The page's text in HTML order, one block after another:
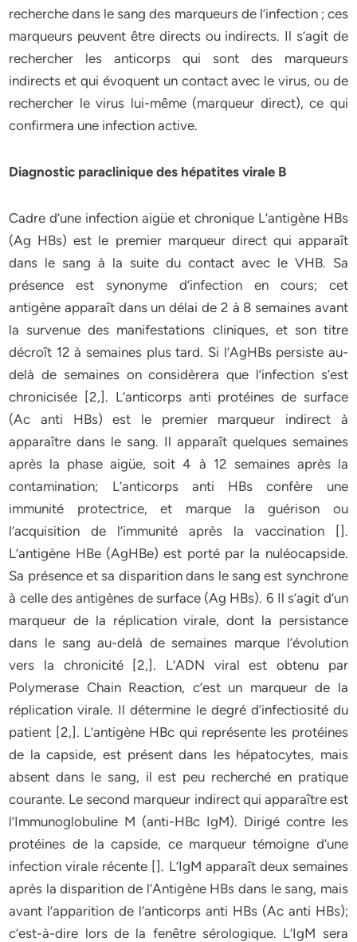
recherche dans le sang des marqueurs de l’infection ; ces
marqueurs peuvent être directs ou indirects. Il s’agit de
rechercher les anticorps qui sont des marqueurs
indirects et qui évoquent un contact avec le virus, ou de
rechercher le virus lui-même (marqueur direct), ce qui
confirmera une infection active.
Diagnostic paraclinique des hépatites virale B
Cadre d’une infection aigüe et chronique L’antigène HBs
(Ag HBs) est le premier marqueur direct qui apparaît
dans le sang à la suite du contact avec le VHB. Sa
présence est synonyme d’infection en cours; cet
antigène apparaît dans un délai de 2 à 8 semaines avant
la survenue des manifestations cliniques, et son titre
décroît 12 à semaines plus tard. Si l’AgHBs persiste au-
delà de semaines on considèrera que l’infection s’est
chronicisée [2,]. L’anticorps anti protéines de surface
(Ac anti HBs) est le premier marqueur indirect à
apparaître dans le sang. Il apparaît quelques semaines
après la phase aigüe, soit 4 à 12 semaines après la
contamination; L’anticorps anti HBs confère une
immunité protectrice, et marque la guérison ou
l’acquisition de l’immunité après la vaccination [].
L’antigène HBe (AgHBe) est porté par la nuléocapside.
Sa présence et sa disparition dans le sang est synchrone
à celle des antigènes de surface (Ag HBs). 6 Il s’agit d’un
marqueur de la réplication virale, dont la persistance
dans le sang au-delà de semaines marque l’évolution
vers la chronicité [2,]. L’ADN viral est obtenu par
Polymerase Chain Reaction, c’est un marqueur de la
réplication virale. Il détermine le degré d’infectiosité du
patient [2,]. L’antigène HBc qui représente les protéines
de la capside, est présent dans les hépatocytes, mais
absent dans le sang, il est peu recherché en pratique
courante. Le second marqueur indirect qui apparaître est
l’Immunoglobuline M (anti-HBc IgM). Dirigé contre les
protéines de la capside, ce marqueur témoigne d’une
infection virale récente []. L’IgM apparaît deux semaines
après la disparition de l’Antigène HBs dans le sang, mais
avant l’apparition de l’anticorps anti HBs (Ac anti HBs);
c’est-à-dire lors de la fenêtre sérologique. L’IgM sera